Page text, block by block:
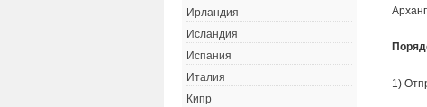
1)
Ирландия
Исландия
Испания
Италия
Кипр